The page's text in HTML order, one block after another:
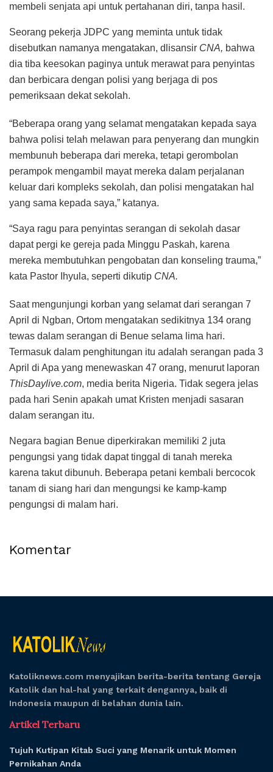
membeli senjata api untuk pertahanan diri, tanpa hasil.
Seorang pekerja JDPC yang meminta untuk tidak
disebutkan namanya mengatakan, dlisansir CNA, bahwa
dia tiba keesokan paginya untuk merawat para penyintas
dan berbicara dengan polisi yang berjaga di pos
pemeriksaan dekat sekolah.
“Beberapa orang yang selamat mengatakan kepada saya
bahwa polisi telah melawan para penyerang dan mungkin
membunuh beberapa dari mereka, tetapi gerombolan
perampok mengambil mayat mereka dalam perjalanan
keluar dari kompleks sekolah, dan polisi mengatakan hal
yang sama kepada saya,” katanya.
“Saya ragu para penyintas serangan di sekolah dasar
dapat pergi ke gereja pada Minggu Paskah, karena
mereka membutuhkan pengobatan dan konseling trauma,”
kata Pastor Ihyula, seperti dikutip CNA.
Saat mengunjungi korban yang selamat dari serangan 7
April di Ngban, Ortom mengatakan sedikitnya 134 orang
tewas dalam serangan di Benue selama lima hari.
Termasuk dalam penghitungan itu adalah serangan pada 3
April di Apa yang menewaskan 47 orang, menurut laporan
ThisDaylive.com, media berita Nigeria. Tidak segera jelas
pada hari Senin apakah umat Kristen menjadi sasaran
dalam serangan itu.
Negara bagian Benue diperkirakan memiliki 2 juta
pengungsi yang tidak dapat tinggal di tanah mereka
karena takut dibunuh. Beberapa petani kembali bercocok
tanam di siang hari dan mengungsi ke kamp-kamp
pengungsi di malam hari.
Komentar
Katoliknews.com menyajikan berita-berita tentang Gereja
Katolik dan hal-hal yang terkait dengannya, baik di
Indonesia maupun di belahan dunia lain.
Artikel Terbaru
Tujuh Kutipan Kitab Suci yang Menarik untuk Momen
Pernikahan Anda